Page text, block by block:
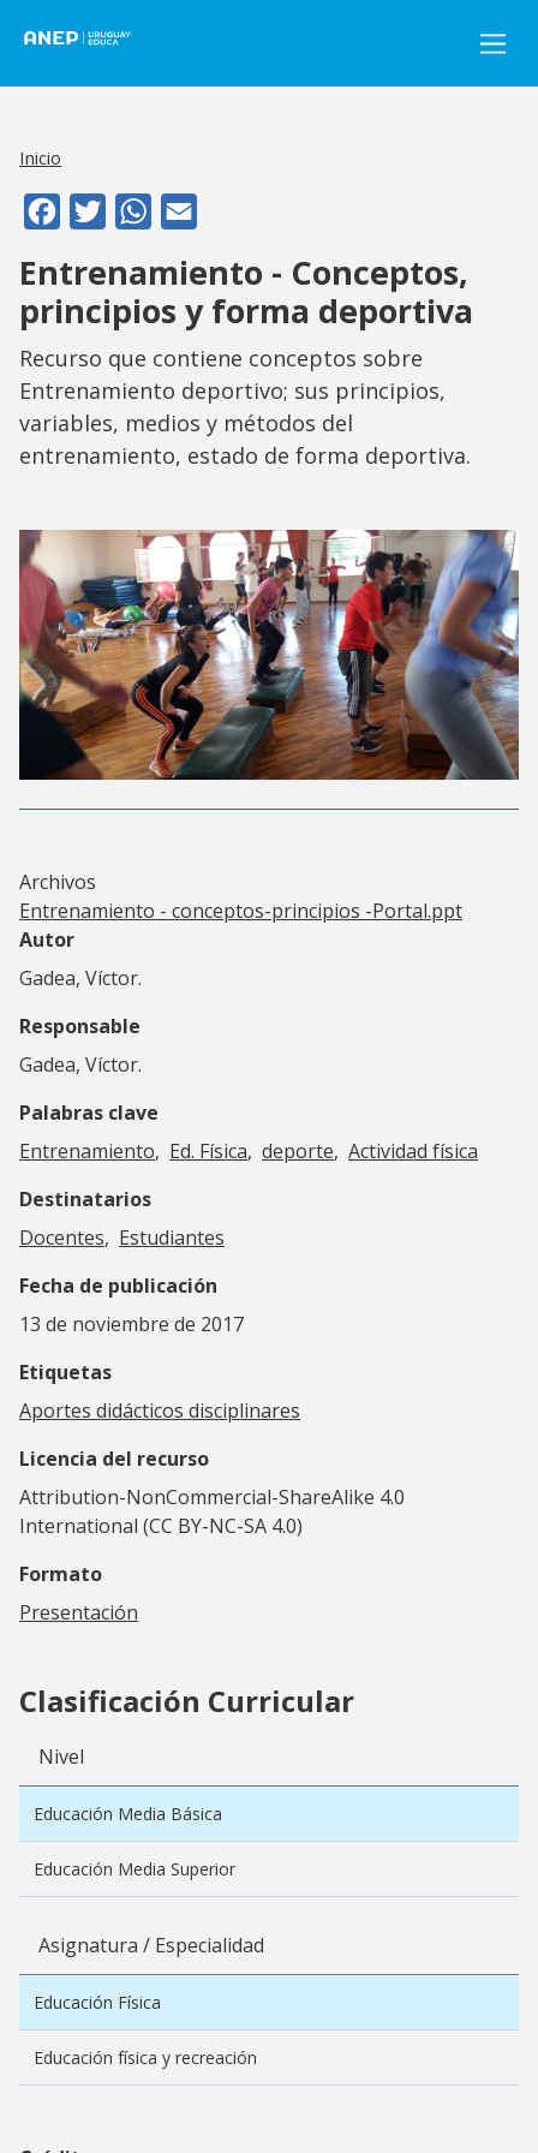
Inicio
FacebookTwitterWhatsApp
Entrenamiento - Conceptos,
principios y forma deportiva
Recurso que contiene conceptos sobre
Entrenamiento deportivo; sus principios,
variables, medios y métodos del
entrenamiento, estado de forma deportiva.
Archivos
Entrenamiento - conceptos-principios -Portal.ppt
Autor
Gadea, Víctor.
Responsable
Gadea, Víctor.
Palabras clave
Entrenamiento
Ed. Física deporte Actividad física
Destinatarios
Docentes
Estudiantes
Fecha de publicación
13 de noviembre de 2017
Etiquetas
Aportes didácticos disciplinares
Licencia del recurso
Attribution-NonCommercial-ShareAlike 4.0
International (CC BY-NC-SA 4.0)
Formato
Presentación
Clasificación Curricular
Nivel
Educación Media Básica
Educación Media Superior
Asignatura / Especialidad
Educación Física
Educación física y recreación